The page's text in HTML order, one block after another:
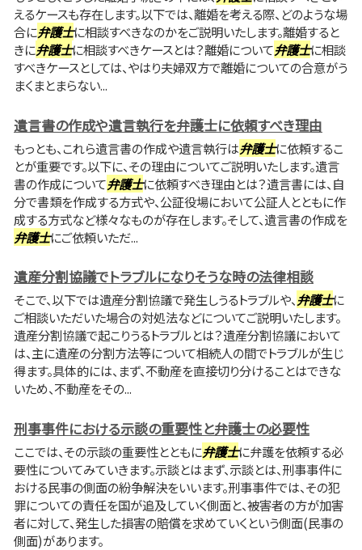
えるケースも存在します。以下では、離婚を考える際、どのような場
合に弁護士に相談すべきなのかをご説明いたします。離婚すると
きに弁護士に相談すべきケースとは？離婚について弁護士に相談
すべきケースとしては、やはり夫婦双方で離婚についての合意がう
まくまとまらない...
遺言書の作成や遺言執行を弁護士に依頼すべき理由
もっとも、これら遺言書の作成や遺言執行は弁護士に依頼するこ
とが重要です。以下に、その理由についてご説明いたします。遺言
書の作成について弁護士に依頼すべき理由とは？遺言書には、自
分で書類を作成する方式や、公証役場において公証人とともに作
成する方式など様々なものが存在します。そして、遺言書の作成を
弁護士にご依頼いただ...
遺産分割協議でトラブルになりそうな時の法律相談
そこで、以下では遺産分割協議で発生しうるトラブルや、 弁護士に
ご相談いただいた場合の対処法などについてご説明いたします。
遺産分割協議で起こりうるトラブルとは？遺産分割協議において
は、主に遺産の分割方法等について相続人の間でトラブルが生じ
得ます。具体的には、まず、不動産を直接切り分けることはできな
いため、不動産をその...
刑事事件における示談の重要性と弁護士の必要性
ここでは、その示談の重要性とともに弁護士に弁護を依頼する必
要性についてみていきます。示談とはまず、示談とは、刑事事件に
おける民事の側面の紛争解決をいいます。刑事事件では、その犯
罪についての責任を国が追及していく側面と、被害者の方が加害
者に対して、発生した損害の賠償を求めていくという側面(民事の
側面)があります。